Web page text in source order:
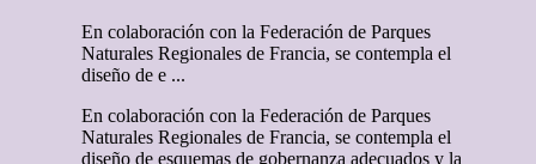
En colaboración con la Federación de Parques
Naturales Regionales de Francia, se contempla el
diseño de e ...
En colaboración con la Federación de Parques
Naturales Regionales de Francia, se contempla el
diseño de esquemas de gobernanza adecuados y la